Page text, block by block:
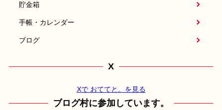
貯金箱
手帳・カレンダー
ブログ
X
Xで おててと。を見る
ブログ村に参加しています。